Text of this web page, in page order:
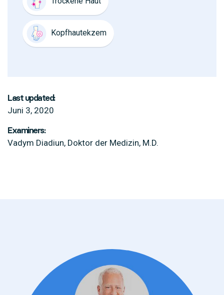
Kopfhautekzem
Last updated:
Juni 3, 2020
Examiners:
Vadym Diadiun, Doktor der Medizin, M.D.